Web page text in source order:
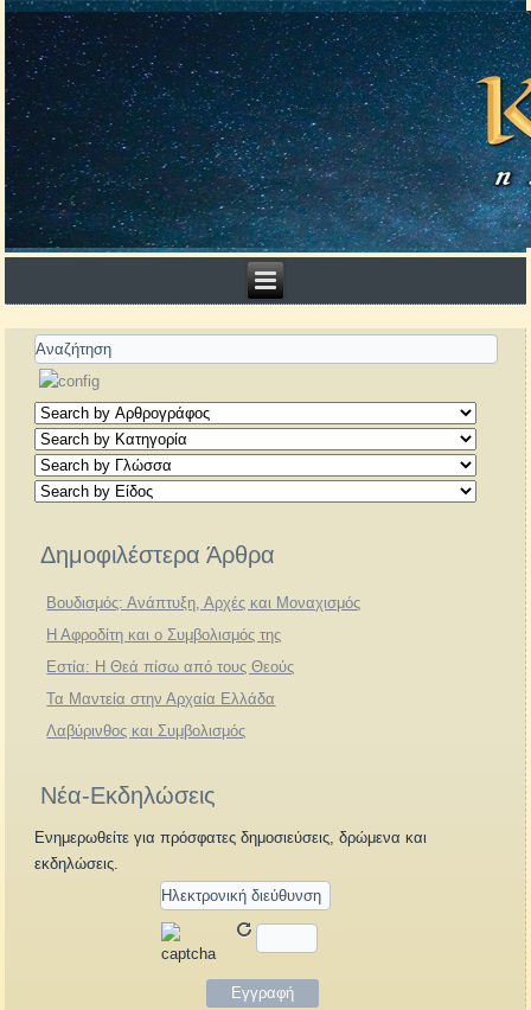
Δημοφιλέστερα Άρθρα
Βουδισμός: Ανάπτυξη, Αρχές και Μοναχισμός
Η Αφροδίτη και ο Συμβολισμός της
Εστία: Η Θεά πίσω από τους Θεούς
Τα Μαντεία στην Αρχαία Ελλάδα
Λαβύρινθος και Συμβολισμός
Νέα-Εκδηλώσεις
Ενημερωθείτε για πρόσφατες δημοσιεύσεις, δρώμενα και
εκδηλώσεις.